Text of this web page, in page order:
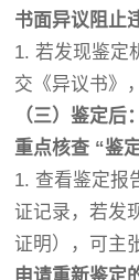
书面异议阻止
1. 若发现鉴定
交《异议书》
（三）鉴定后
重点核查 “鉴
1. 查看鉴定报
证记录，若发
证明），可主